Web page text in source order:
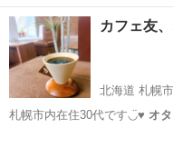
ットの海には潜…
大阪 大阪市 大阪ビ
カフェ友
北海道 札幌市
札幌市内在住30代です◡̈♥︎ オタ